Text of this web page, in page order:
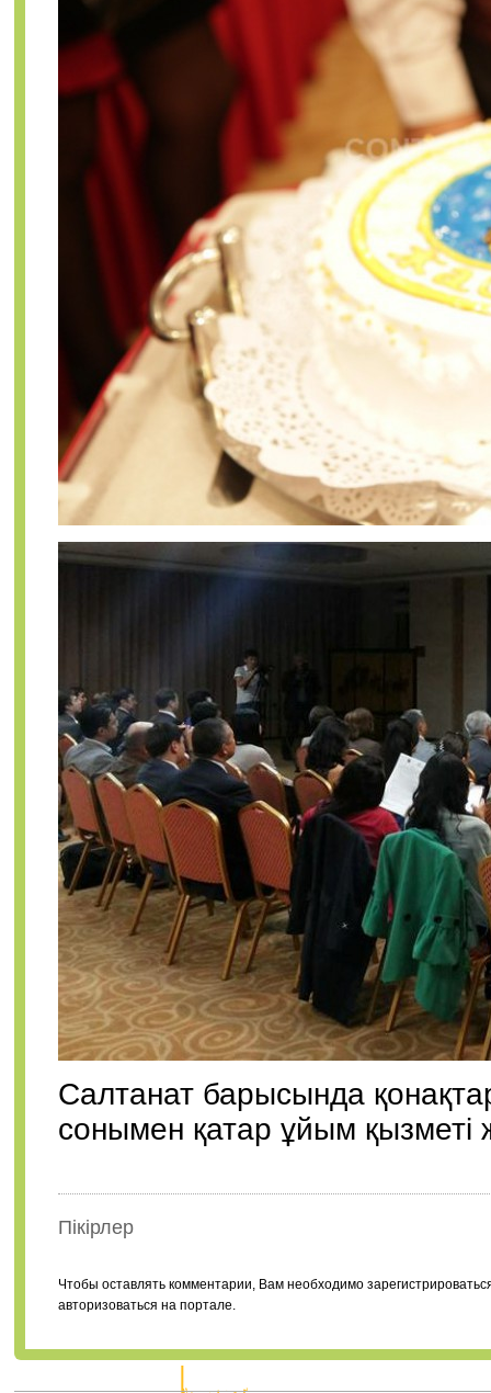
Салтанат барысында
сонымен қатар ұйым
Пікірлер
Чтобы оставлять комментарии, Вам необходимо
авторизоваться на портале.